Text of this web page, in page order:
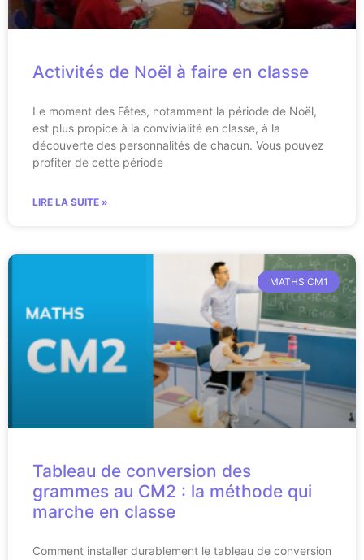
Activités de Noël à faire en classe
Le moment des Fêtes, notamment la période de Noël,
est plus propice à la convivialité en classe, à la
découverte des personnalités de chacun. Vous pouvez
profiter de cette période
LIRE LA SUITE »
MATHS CM1
Tableau de conversion des
grammes au CM2 : la méthode qui
marche en classe
Comment installer durablement le tableau de conversion